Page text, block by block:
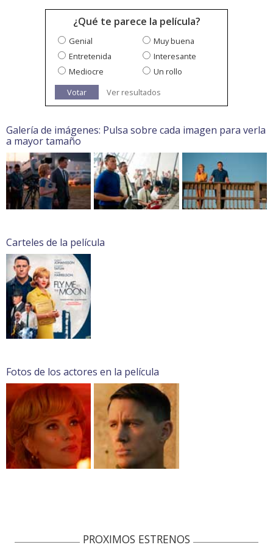
¿Qué te parece la película?
Genial
Muy buena
Entretenida
Interesante
Mediocre
Un rollo
Votar
Ver resultados
Galería de imágenes: Pulsa sobre cada imagen para verla
a mayor tamaño
Carteles de la película
Fotos de los actores en la película
PROXIMOS ESTRENOS